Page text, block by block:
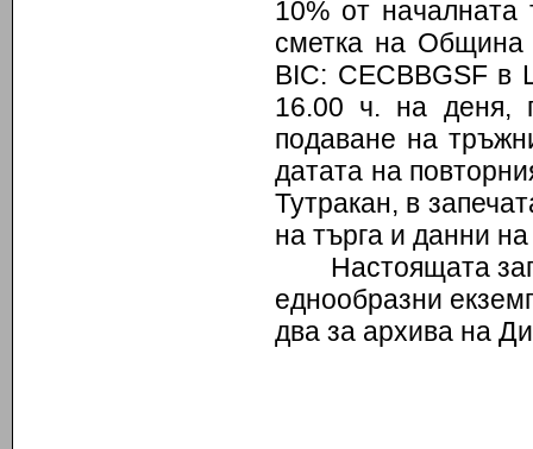
10% от
сметка на Община
BIC: CECBBGSF в
16.00 ч. на деня,
подаване на
датата на
Тутракан, в
на търга и данни
Настоящата
еднообразни
два за архива на